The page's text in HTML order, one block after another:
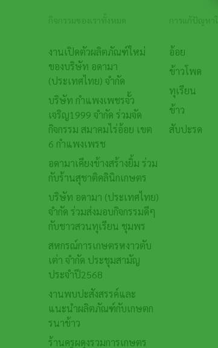
งานเปิดตัวผลิตภัณฑ์ใหม่
ของบริษัท อดามา
(ประเทศไทย) จำกัด
บริษัท กำแพงเพชรจั้ว
เจริญ1999 จำกัด ร่วมจัด
กิจกรรม สมาคมไร่อ้อย เขต
6 กำแพงเพรช
อดามาเคียงข้างสร้างยิ้ม ร่วม
กับร้านสุชาติคลินิกเกษตร
บริษัท อดามา (ประเทศไทย)
จำกัด ร่วมส่งมอบกิจกรรมดีๆ
กับชาวสวนทุเรียน ชุมพร
สหกรณ์การเกษตรหงาวตับ
เต่า จำกัด ประชุมสามัญ
ประจำปี2568
งานพบปะสังสรรค์และ
แนะนำผลิตภัณฑ์กับเกษตก
รนาข้าว
ร้านครูผดุงรวมการเกษตร
อ้อย
ข้าวโพด
ทุเรียน
ข้าว
สับปะรด